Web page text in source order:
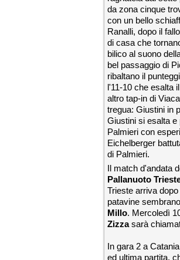
da zona cinque
con un bello
Ranalli, dopo il
di casa che
bilico al suono
bel passaggio di
ribaltano il
l'11-10 che esalta
altro tap-in di
tregua: Giustini in
Giustini si esalta e
Palmieri con
Eichelberger
di Palmieri.
Il match d'andata
Pallanuoto
Trieste arriva
patavine
Millo. Mercoledì
Zizzasarà
In gara 2 a
ed ultima partita,